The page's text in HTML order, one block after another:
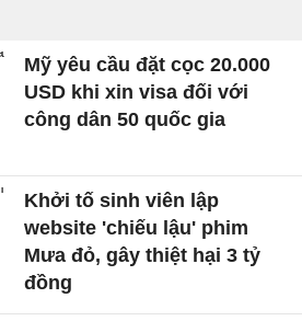
Mỹ yêu cầu đặt cọc 20.000
USD khi xin visa đối với
công dân 50 quốc gia
Khởi tố sinh viên lập
website 'chiếu lậu' phim
Mưa đỏ, gây thiệt hại 3 tỷ
đồng